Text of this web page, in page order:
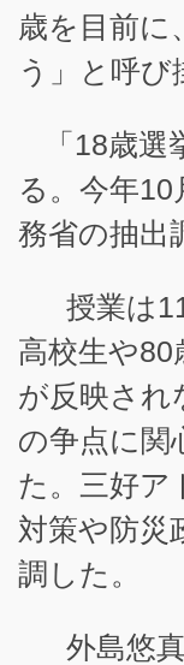
歳を目前に
う」と呼び
「18歳
る。今年
務省の抽出
授業は
高校生や
が反映され
の争点に関
た。三好ア
対策や防災
調した。
外島悠